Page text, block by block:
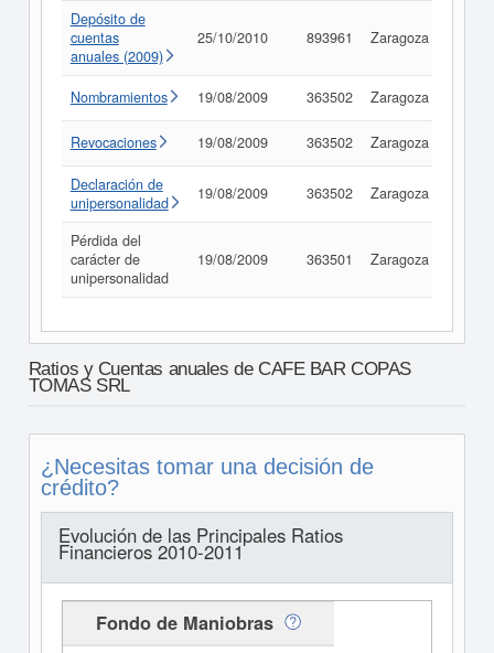
Depósito de
cuentas
anuales (2009)
25/10/2010 893961 Zaragoza
Nombramientos 19/08/2009 363502 Zaragoza
Revocaciones 19/08/2009 363502 Zaragoza
Declaración de
unipersonalidad
19/08/2009 363502 Zaragoza
Pérdida del
carácter de
unipersonalidad
19/08/2009 363501 Zaragoza
Ratios y Cuentas anuales de CAFE BAR COPAS
TOMAS SRL
¿Necesitas tomar una decisión de
crédito?
Evolución de las Principales Ratios
Financieros 2010-2011
Fondo de Maniobras